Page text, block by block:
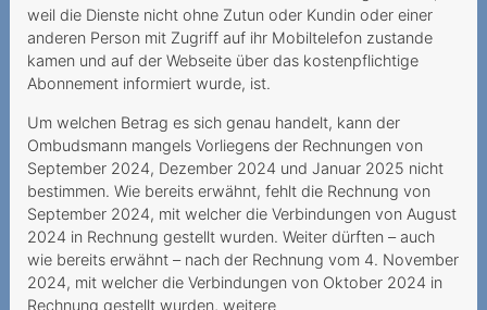
weil die Dienste nicht ohne Zutun oder Kundin oder einer
anderen Person mit Zugriff auf ihr Mobiltelefon zustande
kamen und auf der Webseite über das kostenpflichtige
Abonnement informiert wurde, ist.
Um welchen Betrag es sich genau handelt, kann der
Ombudsmann mangels Vorliegens der Rechnungen von
September 2024, Dezember 2024 und Januar 2025 nicht
bestimmen. Wie bereits erwähnt, fehlt die Rechnung von
September 2024, mit welcher die Verbindungen von August
2024 in Rechnung gestellt wurden. Weiter dürften – auch
wie bereits erwähnt – nach der Rechnung vom 4. November
2024, mit welcher die Verbindungen von Oktober 2024 in
Rechnung gestellt wurden, weitere
durch minderjährigen Sohn
führt zu ho
Verhältnismässigkeit der
Gebühren für die vorzeitige
Kündigu
Zankapfel
Portierungszeitpunkt
Frais supplémentaires
injustifiés pour un appel à
un numéro